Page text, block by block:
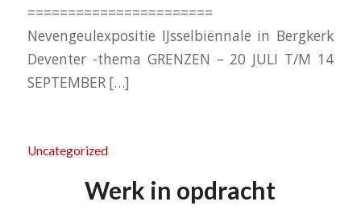
=======================
Nevengeulexpositie IJsselbiënnale in Bergkerk
Deventer -thema GRENZEN – 20 JULI T/M 14
SEPTEMBER […]
Uncategorized
Werk in opdracht